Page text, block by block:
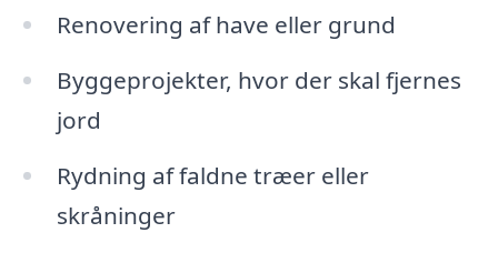
Renovering af have eller grund
Byggeprojekter, hvor der skal fjernes
jord
Rydning af faldne træer eller
skråninger